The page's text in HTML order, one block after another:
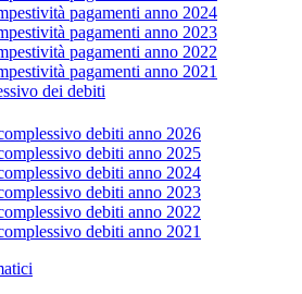
pagamenti anno 2024
pagamenti anno 2023
pagamenti anno 2022
pagamenti anno 2021
dei debiti
debiti anno 2026
debiti anno 2025
debiti anno 2024
debiti anno 2023
debiti anno 2022
debiti anno 2021